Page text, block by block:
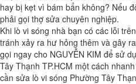
hay bị kẹt vì bám bẩn không? Nếu
phải gọi thợ sửa chuyên nghiệp.
Khi lò vi sóng nhà bạn có các lỗi
tránh xảy ra hư hỏng thêm và gây
gọi ngay cho NGUYỄN KIM để sử
Tây Thạnh TP.HCM một cách
cần sửa lò vi sóng Phường Tây